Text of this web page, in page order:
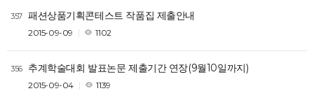
357 패션상품기획콘테스트 작품집 제출안내
2015-09-09 1102
356 추계학술대회 발표논문 제출기간 연장(9월10일까지)
2015-09-04 1139